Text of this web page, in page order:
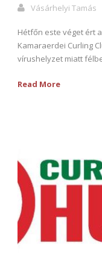
Vásárhelyi Tamás
Hétfőn este véget ért
Kamaraerdei Curling
vírushelyzet miatt
Read More